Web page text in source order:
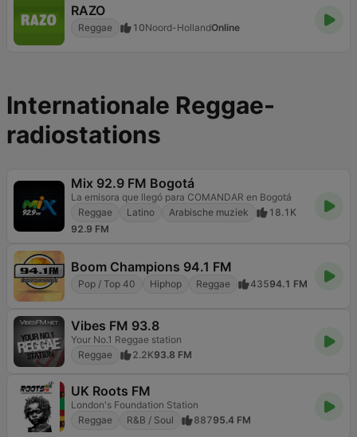
RAZO
Reggae 10Noord-HollandOnline
Internationale Reggae-
radiostations
Mix 92.9 FM Bogotá
La emisora que llegó para COMANDAR en Bogotá
Reggae
Latino Arabische muziek
18.1K
92.9 FM
Boom Champions 94.1 FM
Pop / Top 40 Hiphop Reggae 43594.1 FM
Vibes FM 93.8
Your No.1 Reggae station
Reggae
2.2K93.8 FM
UK Roots FM
London's Foundation Station
Reggae
R&B / Soul 88795.4 FM